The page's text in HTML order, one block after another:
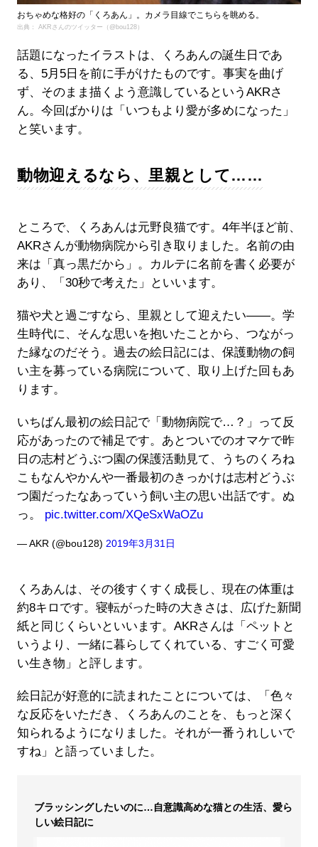
おちゃめな格好の「くろあん」。カメラ目線でこちらを眺める。
出典： AKRさんのツイッター（@bou128）
話題になったイラストは、くろあんの誕生日であ
る、5月5日を前に手がけたものです。事実を曲げ
ず、そのまま描くよう意識しているというAKRさ
ん。今回ばかりは「いつもより愛が多めになった」
と笑います。
動物迎えるなら、里親として……
ところで、くろあんは元野良猫です。4年半ほど前、
AKRさんが動物病院から引き取りました。名前の由
来は「真っ黒だから」。カルテに名前を書く必要が
あり、「30秒で考えた」といいます。
猫や犬と過ごすなら、里親として迎えたい――。学
生時代に、そんな思いを抱いたことから、つながっ
た縁なのだそう。過去の絵日記には、保護動物の飼
い主を募っている病院について、取り上げた回もあ
ります。
いちばん最初の絵日記で「動物病院で…？」って反
応があったので補足です。あとついでのオマケで昨
日の志村どうぶつ園の保護活動見て、うちのくろね
こもなんやかんや一番最初のきっかけは志村どうぶ
つ園だったなあっていう飼い主の思い出話です。ぬ
っ。 pic.twitter.com/XQeSxWaOZu
— AKR (@bou128) 2019年3月31日
くろあんは、その後すくすく成長し、現在の体重は
約8キロです。寝転がった時の大きさは、広げた新聞
紙と同じくらいといいます。AKRさんは「ペットと
いうより、一緒に暮らしてくれている、すごく可愛
い生き物」と評します。
絵日記が好意的に読まれたことについては、「色々
な反応をいただき、くろあんのことを、もっと深く
知られるようになりました。それが一番うれしいで
すね」と語っていました。
ブラッシングしたいのに…自意識高めな猫との生活、愛ら
しい絵日記に